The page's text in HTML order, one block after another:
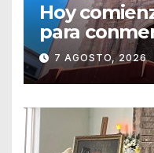
Hoy
para
del templo
7 AGOSTO, 2026